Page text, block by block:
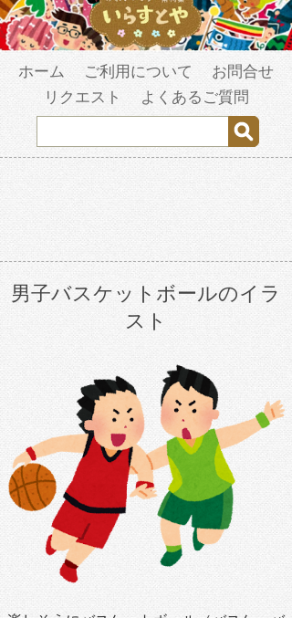
ホーム ご利用について
お問合せ
リクエスト
よくあるご質問
男子バスケットボールのイラ
スト